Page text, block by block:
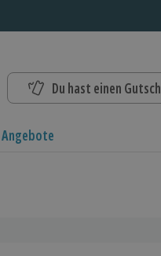
Du hast einen
Angebote